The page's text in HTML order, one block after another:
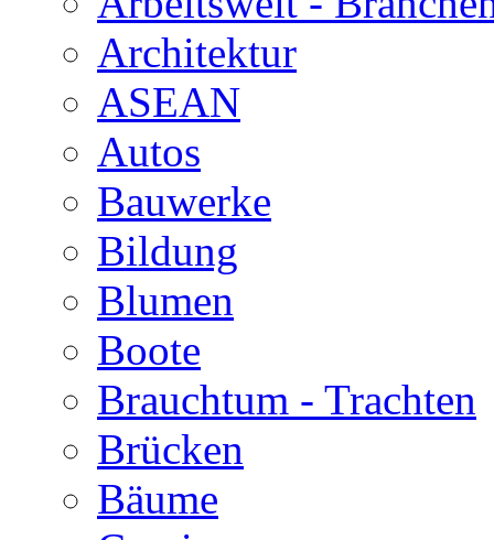
Architektur
ASEAN
Autos
Bauwerke
Bildung
Blumen
Boote
Brauchtum - Trachten
Brücken
Bäume